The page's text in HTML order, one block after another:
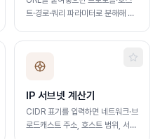
트·경로·쿼리 파라미터로 분해해 표
값 자동 디코딩
IP 서브넷 계산기
CIDR 표기를 입력하면 네트워크·브
로드캐스트 주소, 호스트 범위, 서브